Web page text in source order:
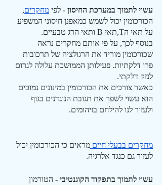
עשוי לתמוך במערכת החיסון - לפי מחקרים,
הכורכומין יכול לשמש כמאפנן חיסוני המשפיע
על תאי הT,תאי B ותאי הרג טבעיים.
בנוסף לכך, על פי אותם מחקרים נראה
שכורכומין מוריד את הרגולציה של תרכובות
פרו דלקתיות. פעילותן הממושכת עלולה לגרום
לנזק דלקתי.
כאשר צורכים את הכורכומין במינונים נמוכים
הוא עשוי לשפר את תגובת הנוגדנים בגוף
ולעזור לנו להילחם בזיהומים.
מחקרים בבעלי חיים מראים כי הכורכומין יכול
לעזור גם כנגד אלרגיה.
עשוי לתמוך בתפקוד הקוגנטיבי - הטורמון